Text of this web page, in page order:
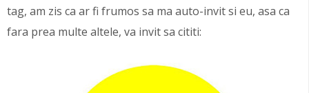
tag, am zis ca ar fi frumos sa ma auto-invit si eu, asa ca
fara prea multe altele, va invit sa cititi: